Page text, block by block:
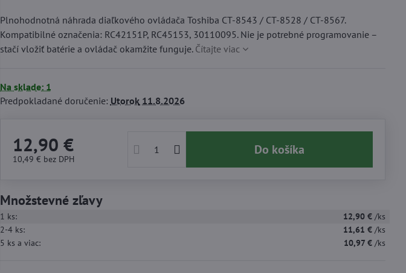
Plnohodnotná náhrada diaľkového ovládača Toshiba CT-8543 / CT-8528 / CT-8567.
Kompatibilné označenia: RC42151P, RC45153, 30110095. Nie je potrebné programovanie –
stačí vložiť batérie a ovládač okamžite funguje. Čítajte viac
Na sklade: 1
Predpokladané doručenie: Utorok11.8.2026
12,90 €
10,49 € bez DPH
Do košíka
Množstevné zľavy
1 ks: 12,90 € /ks
2-4ks: 11,61 € /ks
5 ks a viac: 10,97 € /ks